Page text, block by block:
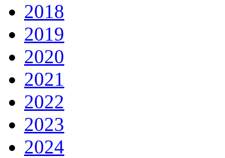
2018
2019
2020
2021
2022
2023
2024